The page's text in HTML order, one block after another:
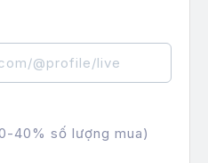
40% số lượng mua)